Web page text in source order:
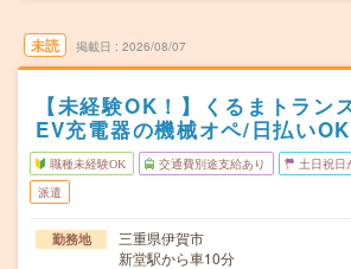
未読 掲載日 2026/08/07
【未経験OK！】くるまトラン
EV充電器の機械オペ/日払いOK
職種未経験OK 交通費別途支給あり 土日祝日
派遣
勤務地
三重県伊賀市
新堂駅から車10分